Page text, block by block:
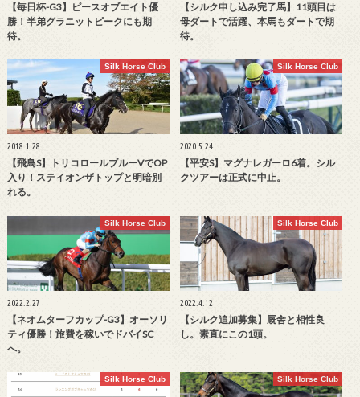
【毎日杯-G3】ピースオブエイト優
勝！半弟グラニットピークにも期
待。
【シルク申し込み完了馬】11頭目は
母ダートで活躍、本馬もダートで期
待。
Silk Horse Club
2018.1.28
【飛鳥S】トリコロールブルーVでOP
入り！ステイオンザトップと明暗別
れる。
Silk Horse Club
2020.5.24
【平安S】マグナレガーロ6着。シル
クツアーは正式に中止。
Silk Horse Club
2022.2.27
【ネオムターフカップ-G3】オーソリ
ティ優勝！旅費を稼いでドバイSC
へ。
Silk Horse Club
2022.4.12
【シルク追加募集】厩舎と相性良
し。素直にこの1頭。
Silk Horse Club Silk Horse Club